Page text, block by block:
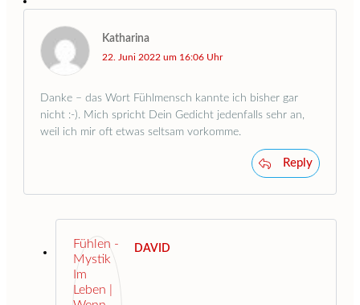
Katharina
22. Juni 2022 um 16:06 Uhr
Danke – das Wort Fühlmensch kannte ich bisher gar
nicht :-). Mich spricht Dein Gedicht jedenfalls sehr an,
weil ich mir oft etwas seltsam vorkomme.
Reply
DAVID